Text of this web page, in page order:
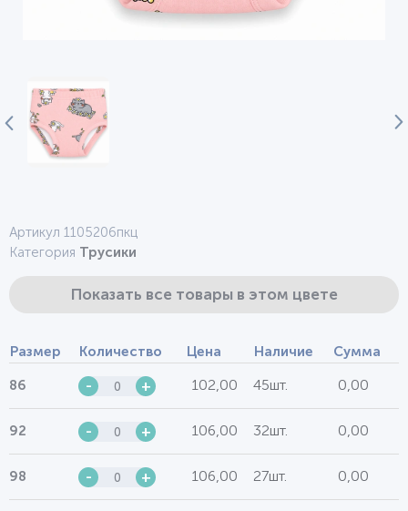
Артикул 1105206пкц
Категория Трусики
Показать все товары в этом цвете
Размер Количество Цена Наличие Сумма
86 - + 102,00 45шт. 0,00
92 - + 106,00 32шт. 0,00
98 - + 106,00 27шт. 0,00